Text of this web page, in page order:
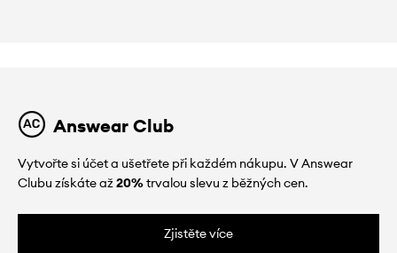
Answear Club
Vytvořte si účet a ušetřete při každém nákupu. V Answear
Clubu získáte až20%trvalou slevu z běžných cen.
Zjistěte více